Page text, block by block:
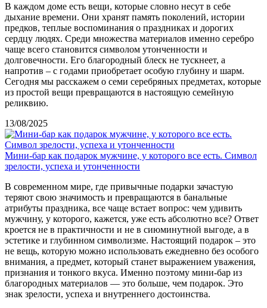
В каждом доме есть вещи, которые словно несут в себе
дыхание времени. Они хранят память поколений, истории
предков, теплые воспоминания о праздниках и дорогих
сердцу людях. Среди множества материалов именно серебро
чаще всего становится символом утонченности и
долговечности. Его благородный блеск не тускнеет, а
напротив – с годами приобретает особую глубину и шарм.
Сегодня мы расскажем о семи серебряных предметах, которые
из простой вещи превращаются в настоящую семейную
реликвию.
13/08/2025
Мини-бар как подарок мужчине, у которого все есть. Символ
зрелости, успеха и утонченности
В современном мире, где привычные подарки зачастую
теряют свою значимость и превращаются в банальные
атрибуты праздника, все чаще встает вопрос: чем удивить
мужчину, у которого, кажется, уже есть абсолютно все? Ответ
кроется не в практичности и не в сиюминутной выгоде, а в
эстетике и глубинном символизме. Настоящий подарок – это
не вещь, которую можно использовать ежедневно без особого
внимания, а предмет, который станет выражением уважения,
признания и тонкого вкуса. Именно поэтому мини-бар из
благородных материалов — это больше, чем подарок. Это
знак зрелости, успеха и внутреннего достоинства.